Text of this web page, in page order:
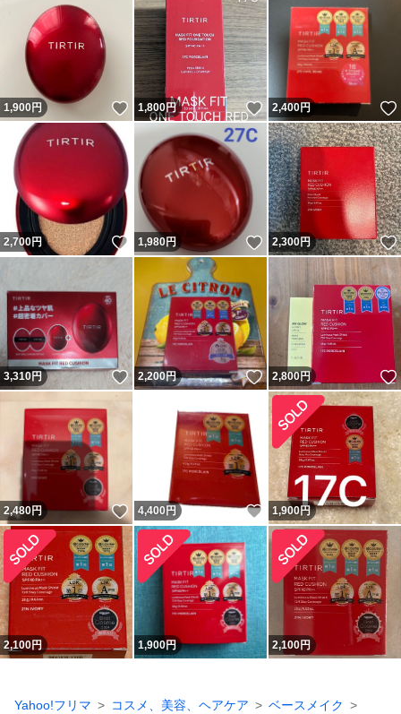
1,900円 いいね！
1,800円 いいね！
2,400円
2,700円 いいね！
1,980円 いいね！
2,300円
3,310円 いいね！
2,200円 いいね！
2,800円
2,480円 いいね！
4,400 円 いいね！
1,900円
2,100円 1,900円 2,100円
Yahoo!フリマ コスメ、美容、ヘアケア
ベースメイク